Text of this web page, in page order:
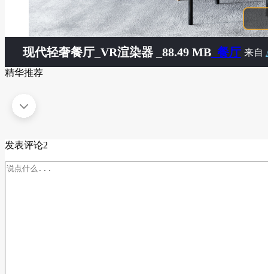
现代轻奢餐厅 _VR渲染器 _88.49 MB _餐厅 来自
精华推荐
发表评论2